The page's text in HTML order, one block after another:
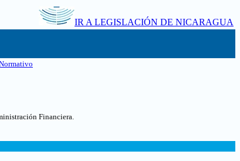
IR A LEGISLACIÓN DE NICARAGUA
Financiera.